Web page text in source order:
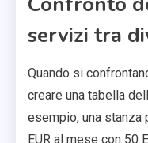
servizi tra
Quando si
creare una tabella
esempio, una stanza
EUR al mese con 50